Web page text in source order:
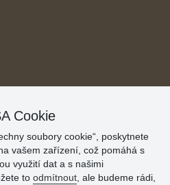
Cookie
soubory cookie“, poskytnete
vašem zařízení, což pomáhá s
využití dat a s našimi
to odmítnout , ale budeme rádi,